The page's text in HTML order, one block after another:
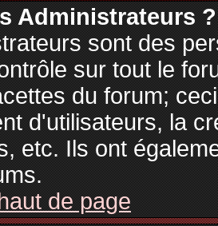
Administrateurs ?
sont des
sur tout le
du forum;
d'utilisateurs, la
etc. Ils ont
de page